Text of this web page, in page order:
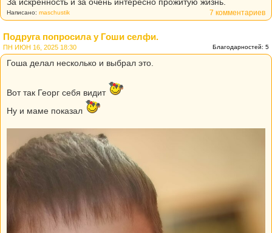
За искренность и за очень интересно прожитую жизнь.
7 комментариев
Написано: maschustik
Подруга попросила у Гоши селфи.
Благодарностей: 5
ПН ИЮН 16, 2025 18:30
Гоша делал несколько и выбрал это.
Вот так Георг себя видит
Ну и маме показал